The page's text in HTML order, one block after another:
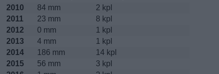
2010
84 mm
2 kpl
2011
23 mm
8 kpl
2012
0 mm
1 kpl
2013
4 mm
1 kpl
2014
186 mm
14 kpl
2015
56 mm
3 kpl